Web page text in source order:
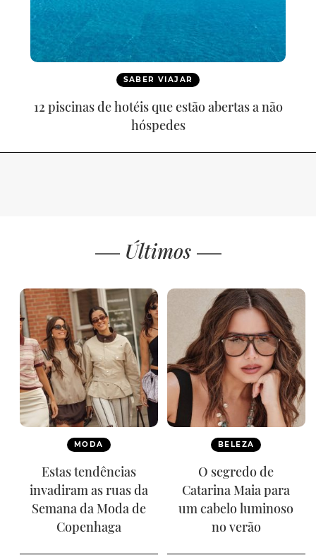
SABER VIAJAR
12 piscinas de hotéis que estão abertas a não
hóspedes
Últimos
MODA
Estas tendências
invadiram as ruas da
Semana da Moda de
Copenhaga
BELEZA
O segredo de
Catarina Maia para
um cabelo luminoso
no verão